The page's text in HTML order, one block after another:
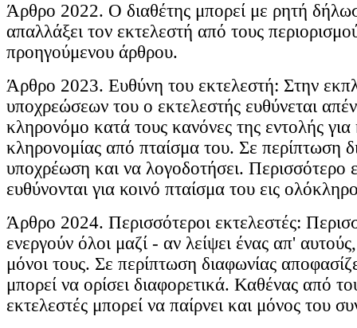
Άρθρο 2022. Ο διαθέτης μπορεί με ρητή
απαλλάξει τον εκτελεστή από τους
προηγούμενου άρθρου.
Άρθρο 2023. Ευθύνη του εκτελεστή: Στην
υποχρεώσεων του ο εκτελεστής ευθύνεται
κληρονόμο κατά τους κανόνες της εντολής για
κληρονομίας από πταίσμα του. Σε περίπτωση
υποχρέωση και να λογοδοτήσει. Περισσότερο
ευθύνονται για κοινό πταίσμα του εις
Άρθρο 2024. Περισσότεροι εκτελεστές:
ενεργούν όλοι μαζί - αν λείψει ένας απ'
μόνοι τους. Σε περίπτωση διαφωνίας
μπορεί να ορίσει διαφορετικά. Καθένας από
εκτελεστές μπορεί να παίρνει και μόνος του